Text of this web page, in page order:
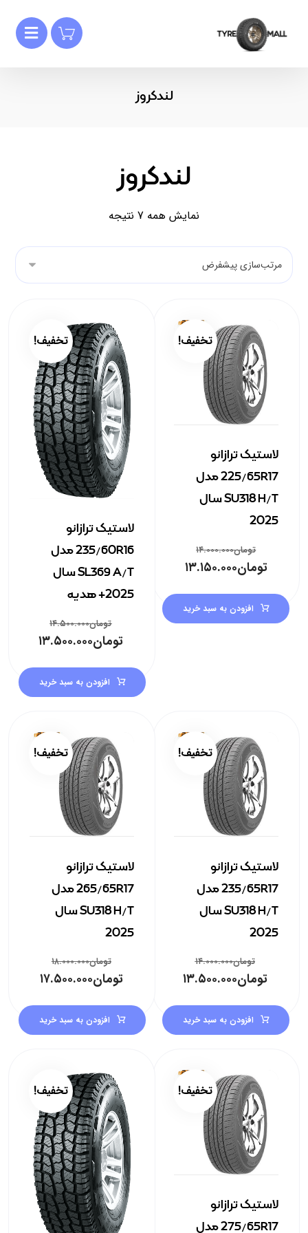
لندکروز
لندکروز
نمایش همه 7 نتیجه
لاستیک ترازانو
225/65R17 مدل
SU318 H/T سال
2025
تومان۱۴.۰۰۰.۰۰۰
تومان۱۳.۱۵۰.۰۰۰
تخفیف!
افزودن به سبد خرید
لاستیک ترازانو
235/60R16 مدل
SL369 A/T سال
2025+ هدیه
تومان۱۴.۵۰۰.۰۰۰
تومان۱۳.۵۰۰.۰۰۰
تخفیف!
افزودن به سبد خرید
لاستیک ترازانو
235/65R17 مدل
SU318 H/T سال
2025
تومان۱۴.۰۰۰.۰۰۰
تومان۱۳.۵۰۰.۰۰۰
تخفیف!
افزودن به سبد خرید
لاستیک ترازانو
265/65R17 مدل
SU318 H/T سال
2025
تومان۱۸.۰۰۰.۰۰۰
تومان۱۷.۵۰۰.۰۰۰
تخفیف!
افزودن به سبد خرید
لاستیک ترازانو
275/65R17 مدل
تخفیف! تخفیف!